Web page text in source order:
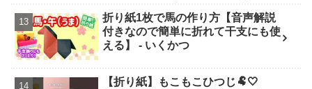
折り紙1枚で馬の作り方【音声解説
付きなので簡単に折れて干支にも使
える】 - いくかつ
【折り紙】もこもこひつじ🐏🤍